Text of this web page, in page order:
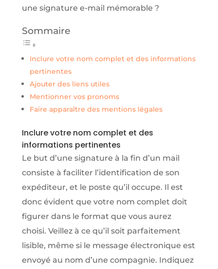
une signature e-mail mémorable ?
Sommaire
Inclure votre nom complet et des informations
pertinentes
Ajouter des liens utiles
Mentionner vos pronoms
Faire apparaître des mentions légales
Inclure votre nom complet et des
informations pertinentes
Le but d’une signature à la fin d’un mail
consiste à faciliter l’identification de son
expéditeur, et le poste qu’il occupe. Il est
donc évident que votre nom complet doit
figurer dans le format que vous aurez
choisi. Veillez à ce qu’il soit parfaitement
lisible, même si le message électronique est
envoyé au nom d’une compagnie. Indiquez